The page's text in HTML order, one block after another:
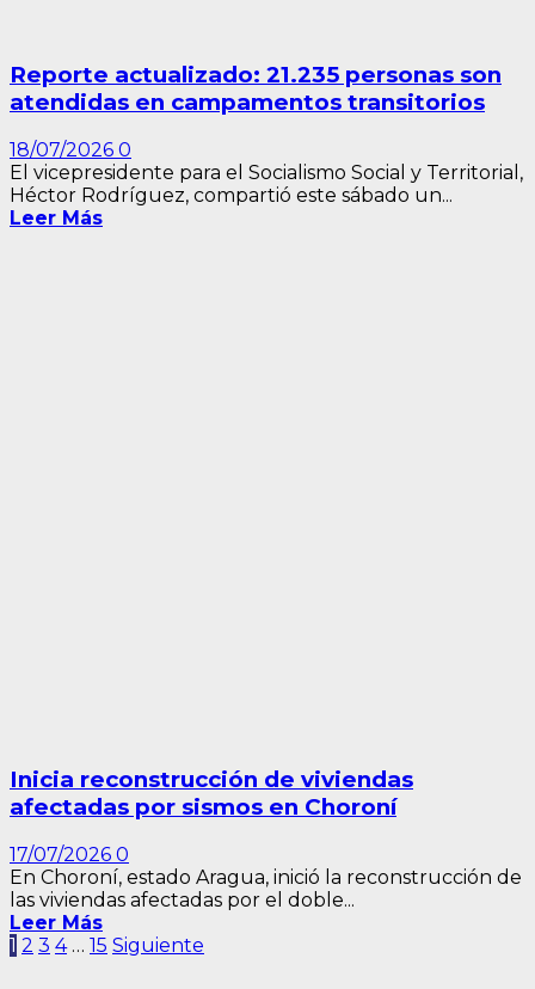
Reporte actualizado: 21.235 personas son
atendidas en campamentos transitorios
18/07/2026 0
El vicepresidente para el Socialismo Social y Territorial,
Héctor Rodríguez, compartió este sábado un...
Leer Más
Inicia reconstrucción de viviendas
afectadas por sismos en Choroní
17/07/2026 0
En Choroní, estado Aragua, inició la reconstrucción de
las viviendas afectadas por el doble...
Leer Más
Paginación
1 2 3 4 … 15 Siguiente